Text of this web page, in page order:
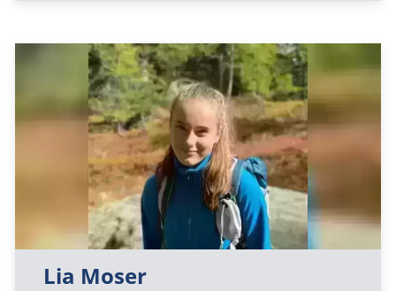
Lia Moser